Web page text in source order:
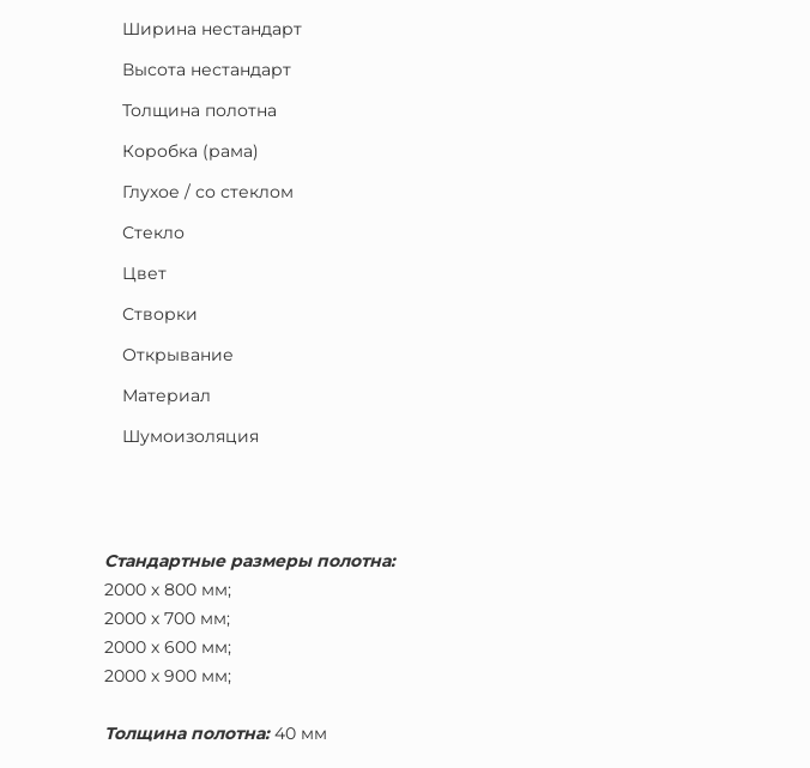
Ширина нестандарт
Высота нестандарт
Толщина полотна
Коробка (рама)
Глухое / со стеклом
Стекло
Цвет
Створки
Открывание
Материал
Шумоизоляция
Стандартные размеры полотна:
2000 х 800 мм;
2000 х 700 мм;
2000 х 600 мм;
2000 х 900 мм;
Толщина полотна:40 мм